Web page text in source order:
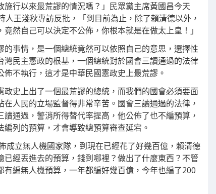
行以來最荒謬的情況嗎？」民眾黨主席黃國昌今天
人王淺秋專訪反批，「到目前為止，除了賴清德以外，
然自己可以決定不公佈，你根本就是在做太上皇！」
事情，是一個總統竟然可以依照自己的意思，選擇性
民主憲政的根基，一個總統對於國會三讀通過的法律
不執行，這才是中華民國憲政史上最荒謬。
史上出了一個最荒謬的總統，而我們的國會必須要面
人民的立場監督得非常辛苦。國會三讀通過的法律，
通過，警消所得替代率提高，他公佈了也不編預算，
列的預算，才會導致總預算審查延宕。
成立無人機國家隊，到現在已經花了好幾百億，賴清德
經丟進去的預算，錢到哪裡？做出了什麼東西？不管
編無人機預算，一年都編好幾百億，今年也編了200